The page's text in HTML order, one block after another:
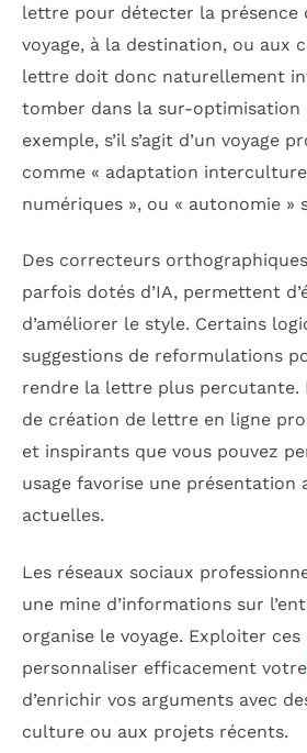
lettre pour détecter la présence
voyage, à la destination, ou aux
lettre doit donc naturellement
tomber dans la sur-
exemple, s’il s’agit d’un voyage
comme « adaptation
numériques », ou « autonomie »
Des correcteurs
parfois dotés d’IA, permettent
d’améliorer le style. Certains
suggestions de reformulations
rendre la lettre plus percutante.
de création de lettre en ligne
et inspirants que vous pouvez
usage favorise une présentation
actuelles.
Les réseaux sociaux
une mine d’informations sur
organise le voyage. Exploiter
personnaliser efficacement votre
d’enrichir vos arguments avec
culture ou aux projets récents.